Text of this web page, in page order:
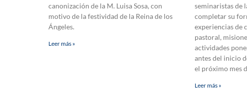
canonización de la M. Luisa Sosa, con
motivo de la festividad de la Reina de los
Ángeles.
Leer más »
seminaristas de
completar su
experiencias de
pastoral,
actividades
antes del inicio
el próximo mes
Leer más »